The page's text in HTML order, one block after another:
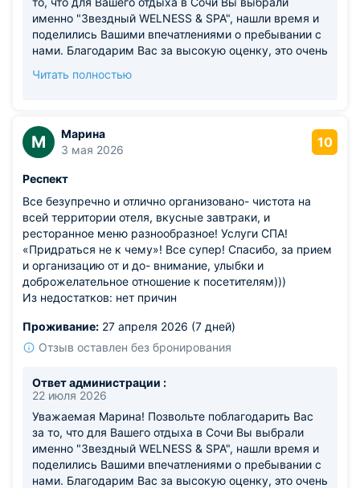
именно "Звездный WELNESS & SPA", нашли время и
поделились Вашими впечатлениями о пребывании с
нами. Благодарим Вас за высокую оценку, это очень
достоинству оценили уровень работы нашего
Вас снова в нашем отеле и сделаем все возможное,
чтобы Ваш отдых был наполнен только яркими
моментами и положительными эмоциями. С
Уважением, Отель "Звездный WELNESS & SPA."
Читать полностью
М
Марина
3 мая 2026
10
Респект
Все безупречно и отлично организовано- чистота на
всей территории отеля, вкусные завтраки, и
ресторанное меню разнообразное! Услуги СПА!
«Придраться не к чему»! Все супер! Спасибо, за прием
и организацию от и до- внимание, улыбки и
доброжелательное отношение к посетителям)))
Из недостатков: нет причин
Проживание: 27 апреля 2026 (7 дней)
Отзыв оставлен без бронирования
Ответ администрации :
22 июля 2026
Уважаемая Марина! Позвольте поблагодарить Вас
за то, что для Вашего отдыха в Сочи Вы выбрали
именно "Звездный WELNESS & SPA", нашли время и
поделились Вашими впечатлениями о пребывании с
нами. Благодарим Вас за высокую оценку, это очень